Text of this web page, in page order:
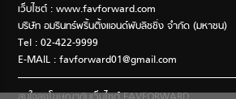
เว็บไซต์ : www.favforward.com
บริษัท อมรินทร์พริ้นติ้งแอนด์พับลิชชิ่ง จำกัด (มหาชน)
Tel : 02-422-9999
E-MAIL :favforward01@gmail.com